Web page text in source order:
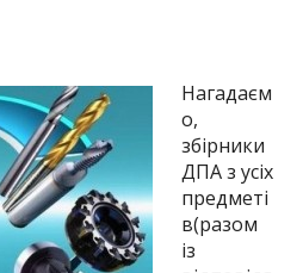
Нагадаєм
о,
збірники
ДПА з усіх
предметі
в(разом
із